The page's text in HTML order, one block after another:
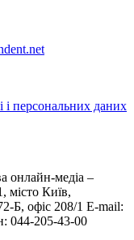
і персональних даних
онлайн-медіа –
місто Київ,
офіс 208/1 E-mail:
044-205-43-00